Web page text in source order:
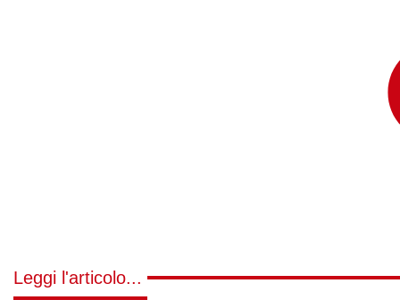
Leggi l'articolo...